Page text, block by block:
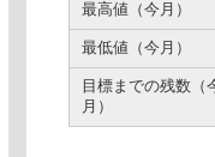
最高値（今月）
最低値（今月）
目標までの残数（
月）